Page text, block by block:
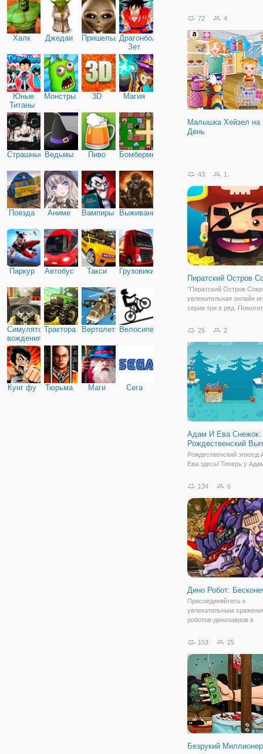
Халк Джедаи ПришельцыДрагонболл
Зет
Юные
Титаны
Монстры 3D Магия
Страшные Ведьмы Пиво Бомбермен
Поезда Аниме Вампиры Выживание
Паркур Автобус Такси Грузовики
Симулятор
вождения
Трактора ВертолетыВелосипед
Кунг фу Тюрьма Маги Сега
решить серию
окажетесь в странном
помещении, которое
72 4
Малышка Хейзел
День
43 1
Пиратский Остров
"Пиратский Остров
увлекательная онлайн
серии три в ряд.
обогатиться, используя
игровом поле вы видите
25 2
Адам И Ева Снежок:
Рождественский
Рождественский эпизод
Ева здесь! Теперь у
новогодней елке!
134 6
Дино Робот:
Присоединяйтесь к
увлекательным
роботов-динозавров в
Бесконечность". Это
драк. Ведь на первом
вам предстоит собрать
робота,
153 25
Безрукий